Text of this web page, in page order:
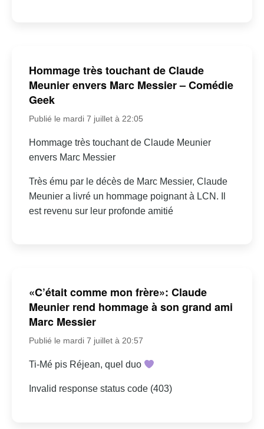
Hommage très touchant de Claude
Meunier envers Marc Messier – Comédie
Geek
Publié le mardi 7 juillet à 22:05
Hommage très touchant de Claude Meunier
envers Marc Messier
Très ému par le décès de Marc Messier, Claude
Meunier a livré un hommage poignant à LCN. Il
est revenu sur leur profonde amitié
«C’était comme mon frère»: Claude
Meunier rend hommage à son grand ami
Marc Messier
Publié le mardi 7 juillet à 20:57
Ti-Mé pis Réjean, quel duo
Invalid response status code (403)